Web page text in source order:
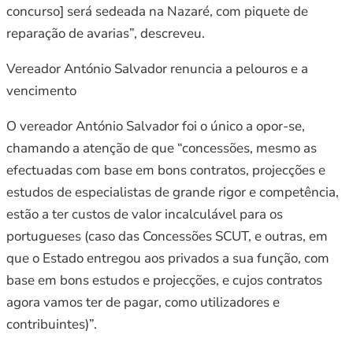
concurso] será sedeada na Nazaré, com piquete de
reparação de avarias”, descreveu.
Vereador António Salvador renuncia a pelouros e a
vencimento
O vereador António Salvador foi o único a opor-se,
chamando a atenção de que “concessões, mesmo as
efectuadas com base em bons contratos, projecções e
estudos de especialistas de grande rigor e competência,
estão a ter custos de valor incalculável para os
portugueses (caso das Concessões SCUT, e outras, em
que o Estado entregou aos privados a sua função, com
base em bons estudos e projecções, e cujos contratos
agora vamos ter de pagar, como utilizadores e
contribuintes)”.